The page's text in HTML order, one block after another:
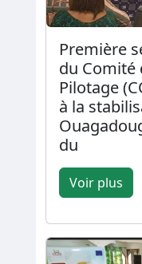
Première
du Comité
Pilotage
à la
du
Voir plus